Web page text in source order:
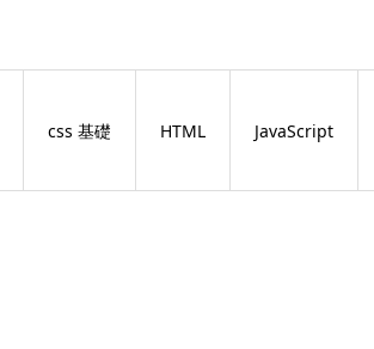
css 基礎 HTML JavaScript